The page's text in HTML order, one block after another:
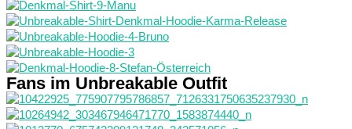
Fans im Unbreakable Outfit